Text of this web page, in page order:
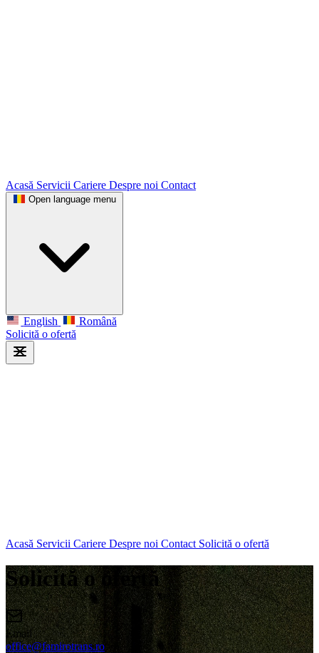
Acasă Servicii Cariere Despre noi Contact
Open language menu
English
Română
Solicită o ofertă
Acasă Servicii Cariere Despre noi Contact Solicită o ofertă
Solicită o ofertă
Email
office@famirotrans.ro